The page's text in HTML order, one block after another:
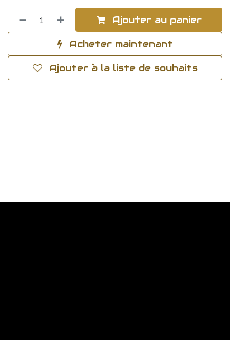
Ajouter au panier
Acheter maintenant
Ajouter à la liste de souhaits